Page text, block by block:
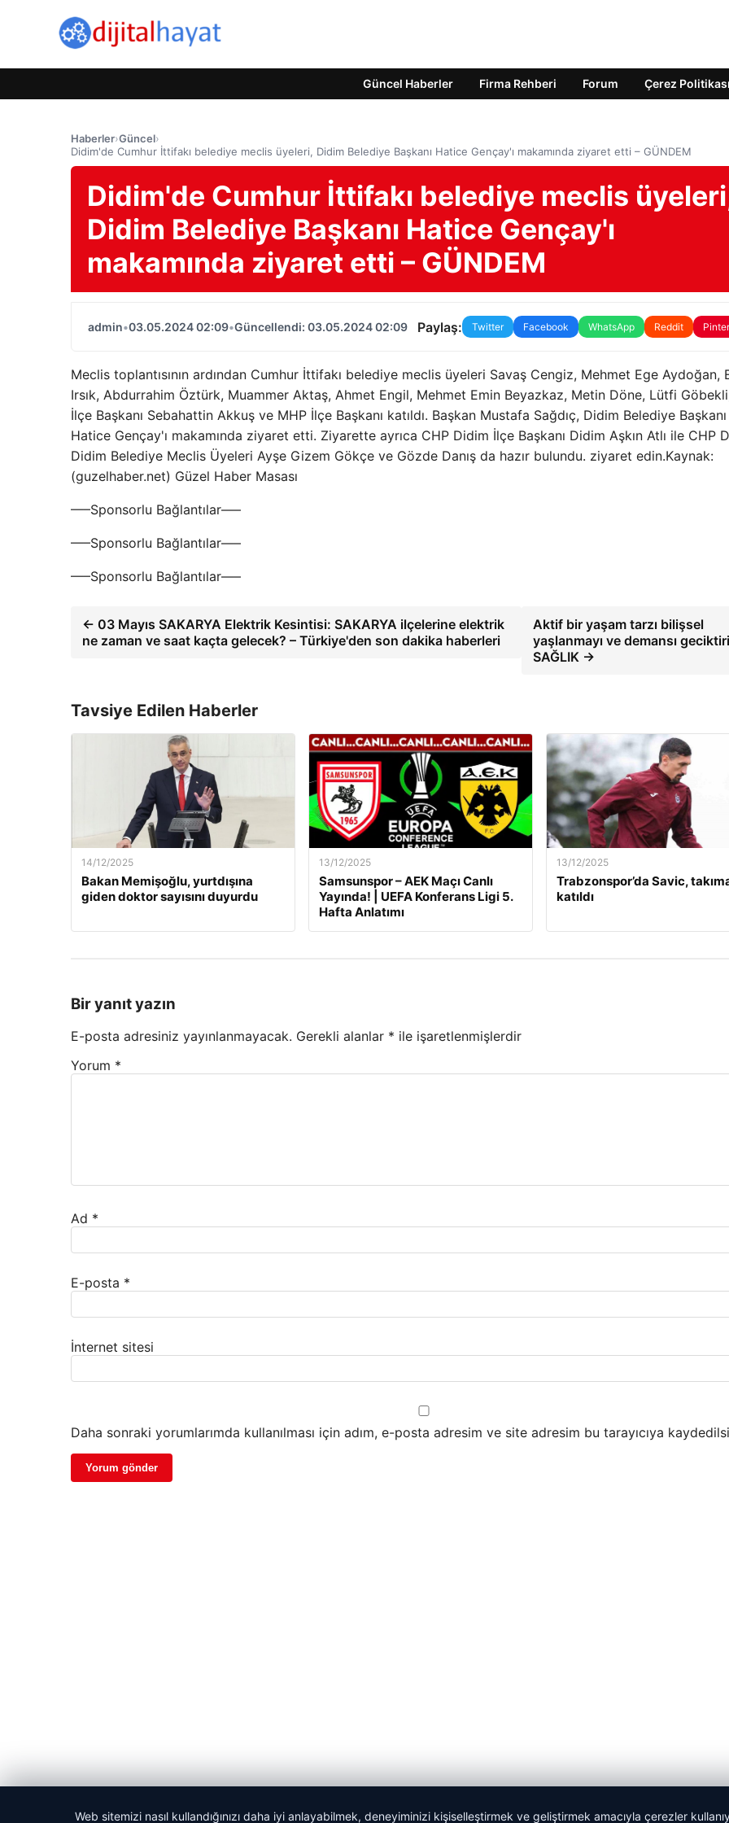
Güncel Haberler Firma Rehberi Forum Çerez Politikası
Haberler›Güncel›
Didim'de Cumhur İttifakı belediye meclis üyeleri, Didim Belediye Başkanı Hatice Gençay'ı makamında ziyaret etti – GÜNDEM
Didim'de Cumhur İttifakı belediye meclis
Didim Belediye Başkanı Hatice Gençay'ı
makamında ziyaret etti – GÜNDEM
admin•03.05.2024 02:09•Güncellendi: 03.05.2024 02:09 Paylaş: Twitter Facebook WhatsApp Reddit
Meclis toplantısının ardından Cumhur İttifakı belediye meclis üyeleri Savaş Cengiz, Mehmet Ege Aydoğan,
Irsık, Abdurrahim Öztürk, Muammer Aktaş, Ahmet Engil, Mehmet Emin Beyazkaz, Metin Döne, Lütfi
İlçe Başkanı Sebahattin Akkuş ve MHP İlçe Başkanı katıldı. Başkan Mustafa Sağdıç, Didim Belediye Başkanı
Hatice Gençay'ı makamında ziyaret etti. Ziyarette ayrıca CHP Didim İlçe Başkanı Didim Aşkın Atlı ile CHP
Didim Belediye Meclis Üyeleri Ayşe Gizem Gökçe ve Gözde Danış da hazır bulundu. ziyaret edin.Kaynak:
(guzelhaber.net) Güzel Haber Masası
—–Sponsorlu Bağlantılar—–
—–Sponsorlu Bağlantılar—–
—–Sponsorlu Bağlantılar—–
← 03 Mayıs SAKARYA Elektrik Kesintisi: SAKARYA ilçelerine elektrik
ne zaman ve saat kaçta gelecek? – Türkiye'den son dakika haberleri
Aktif bir yaşam tarzı bilişsel
yaşlanmayı ve demansı
SAĞLIK →
Tavsiye Edilen Haberler
14/12/2025
Bakan Memişoğlu, yurtdışına
giden doktor sayısını duyurdu
13/12/2025
Samsunspor – AEK Maçı Canlı
Yayında! | UEFA Konferans Ligi 5.
Hafta Anlatımı
13/12/2025
Trabzonspor’da Savic,
katıldı
Bir yanıt yazın
E-posta adresiniz yayınlanmayacak. Gerekli alanlar * ile işaretlenmişlerdir
Yorum *
Ad *
E-posta *
İnternet sitesi
Daha sonraki yorumlarımda kullanılması için adım, e-posta adresim ve site adresim bu tarayıcıya
Web sitemizi nasıl kullandığınızı daha iyi anlayabilmek, deneyiminizi kişiselleştirmek ve geliştirmek amacıyla çerezler